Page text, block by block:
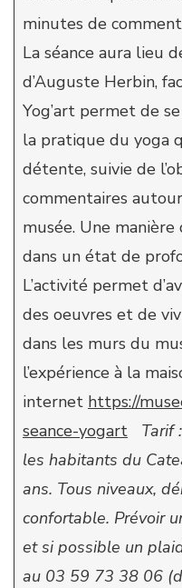
minutes de
La séance aura lieu
d’Auguste Herbin,
Yog’art permet de
la pratique du yoga
détente, suivie de
commentaires
musée. Une
dans un état de
L’activité permet
des oeuvres et de
dans les murs du
l’expérience à la
internet https://
seance-yogart
Tarif
les habitants du
ans. Tous niveaux,
confortable. Prévoir
et si possible un
au 03 59 73 38 06